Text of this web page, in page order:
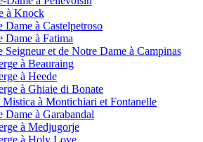
à Knock
Dame à Castelpetroso
Dame à Fatima
Seigneur et de Notre Dame à Campinas
à Beauraing
à Heede
à Ghiaie di Bonate
Mistica à Montichiari et Fontanelle
Dame à Garabandal
à Medjugorje
à Holy Love